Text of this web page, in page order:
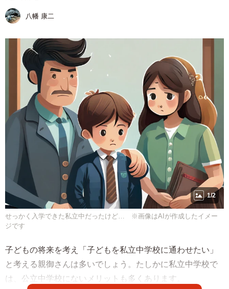
八幡 康二
1/2
せっかく入学できた私立中だったけど… ※画像はAIが作成したイメー
ジです
子どもの将来を考え「子どもを私立中学校に通わせたい」
と考える親御さんは多いでしょう。たしかに私立中学校で
は、公立中学校にないメリットも多くあります。